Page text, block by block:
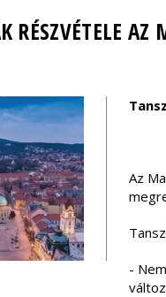
RÉSZVÉTELE AZ
Az
-